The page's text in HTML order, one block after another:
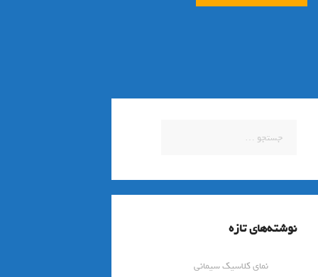
برای:
نوشته‌های تازه
نمای کلاسیک سیمانی